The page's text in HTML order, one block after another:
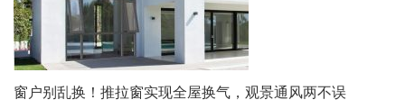
窗户别乱换！推拉窗实现全屋换气，观景通风两不误